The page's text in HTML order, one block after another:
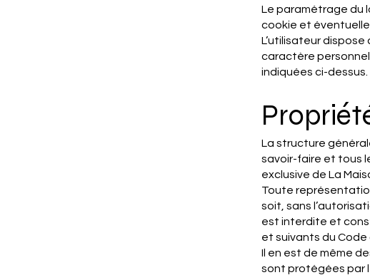
Le paramétrage du
cookie et
L’utilisateur dispose
caractère
indiquées ci-dessus.
La structure
savoir-faire et tous
exclusive de La
Toute
soit, sans
est interdite et
et suivants du
Il en est de même
sont protégées par